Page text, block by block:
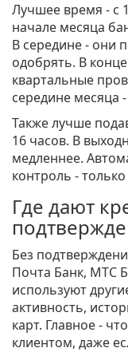
Лучшее время - с
начале месяца
В середине - они
одобрять. В
квартальные
середине месяца
Также лучше
16 часов. В
медленнее.
контроль -
Где дают
Без
Почта Банк, МТС
используют
активность,
карт. Главное -
клиентом, даже